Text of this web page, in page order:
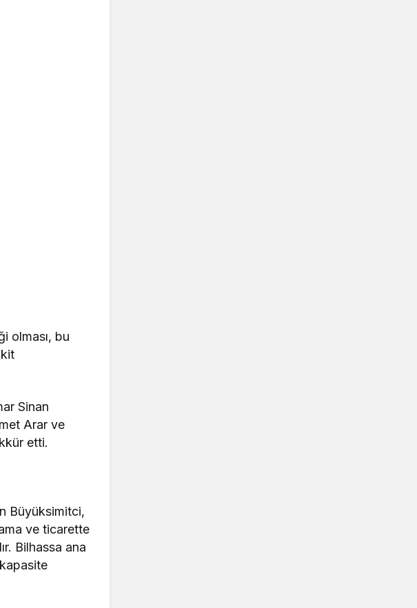
olması, bu
Sinan
Arar ve
etti.
Büyüksimitci,
ve ticarette
Bilhassa ana